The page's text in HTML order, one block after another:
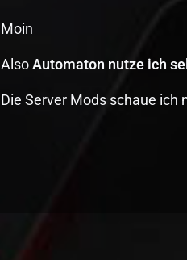
Moin
AlsoAutomaton nutze ich
Die Server Mods schaue ich